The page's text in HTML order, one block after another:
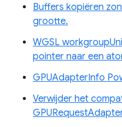
Buffers kopiëren
grootte.
WGSL
pointer naar een
GPUAdapterInfo
Verwijder het